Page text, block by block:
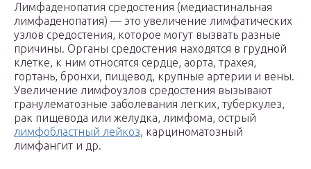
Лимфаденопатия средостения (медиастинальная
лимфаденопатия) — это увеличение лимфатических
узлов средостения, которое могут вызвать разные
причины. Органы средостения находятся в грудной
клетке, к ним относятся сердце, аорта, трахея,
гортань, бронхи, пищевод, крупные артерии и вены.
Увеличение лимфоузлов средостения вызывают
гранулематозные заболевания легких, туберкулез,
рак пищевода или желудка, лимфома, острый
лимфобластный лейкоз, карциноматозный
лимфангит и др.